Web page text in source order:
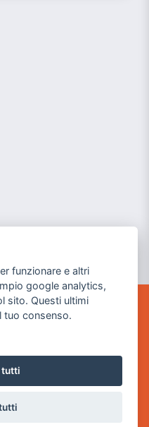
funzionare e altri
google analytics,
sito. Questi ultimi
tuo consenso.
tutti